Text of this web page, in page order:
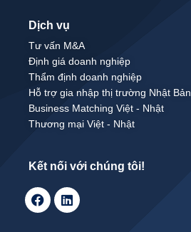
Dịch vụ
Tư vấn M&A
Định giá doanh nghiệp
Thẩm định doanh nghiệp
Hỗ trợ gia nhập thị trường Nhật Bản
Business Matching Việt - Nhật
Thương mại Việt - Nhật
Kết nối với chúng tôi!